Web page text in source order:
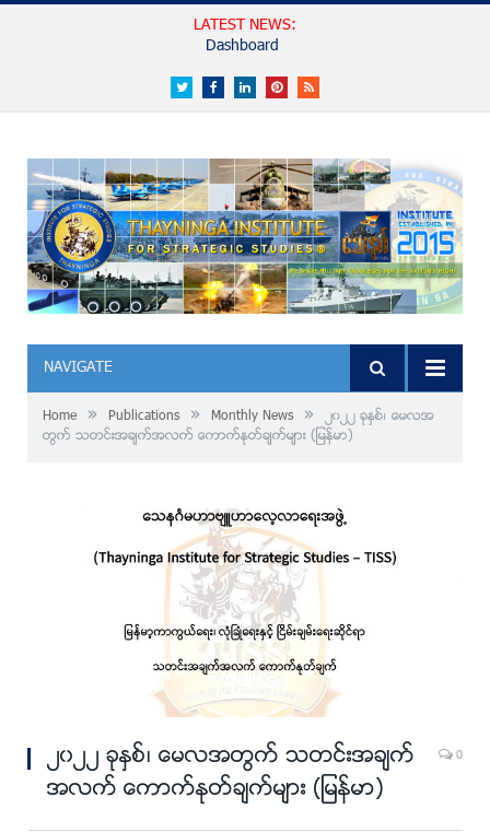
LATEST NEWS:
Dashboard
TwitterFacebookLinkedInPinterestRSS
NAVIGATE
Home » Publications » Monthly News »
၂၀၂၂ ခုႏွစ္၊ ေမလအ
တြက္ သတင္းအခ်က္အလက္ ေကာက္ႏုတ္ခ်က္မ်ား (ျမန္မာ)
၂၀၂၂ ခုႏွစ္၊ ေမလအတြက္ သတင္းအခ်က္
အလက္ ေကာက္ႏုတ္ခ်က္မ်ား (ျမန္မာ)
0